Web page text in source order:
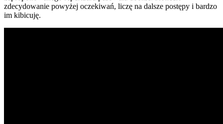
zdecydowanie powyżej oczekiwań, liczę na dalsze postępy i bardzo
im kibicuję.